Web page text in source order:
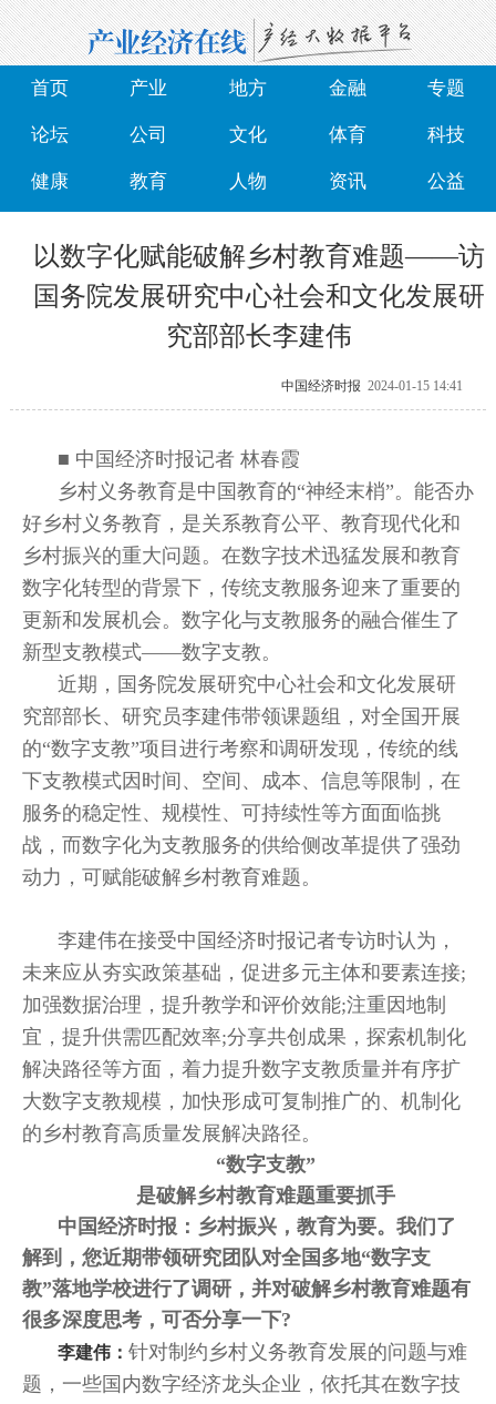
首页 产业 地方 金融 专题
论坛 公司 文化 体育 科技
健康 教育 人物 资讯 公益
以数字化赋能破解乡村教育难题——访
国务院发展研究中心社会和文化发展研
究部部长李建伟
中国经济时报 2024-01-15 14:41
■ 中国经济时报记者 林春霞
乡村义务教育是中国教育的“神经末梢”。能否办
好乡村义务教育，是关系教育公平、教育现代化和
乡村振兴的重大问题。在数字技术迅猛发展和教育
数字化转型的背景下，传统支教服务迎来了重要的
更新和发展机会。数字化与支教服务的融合催生了
新型支教模式——数字支教。
近期，国务院发展研究中心社会和文化发展研
究部部长、研究员李建伟带领课题组，对全国开展
的“数字支教”项目进行考察和调研发现，传统的线
下支教模式因时间、空间、成本、信息等限制，在
服务的稳定性、规模性、可持续性等方面面临挑
战，而数字化为支教服务的供给侧改革提供了强劲
动力，可赋能破解乡村教育难题。
李建伟在接受中国经济时报记者专访时认为，
未来应从夯实政策基础，促进多元主体和要素连接;
加强数据治理，提升教学和评价效能;注重因地制
宜，提升供需匹配效率;分享共创成果，探索机制化
解决路径等方面，着力提升数字支教质量并有序扩
大数字支教规模，加快形成可复制推广的、机制化
的乡村教育高质量发展解决路径。
“数字支教”
是破解乡村教育难题重要抓手
中国经济时报：乡村振兴，教育为要。我们了
解到，您近期带领研究团队对全国多地“数字支
教”落地学校进行了调研，并对破解乡村教育难题有
很多深度思考，可否分享一下?
李建伟： 针对制约乡村义务教育发展的问题与难
题，一些国内数字经济龙头企业，依托其在数字技